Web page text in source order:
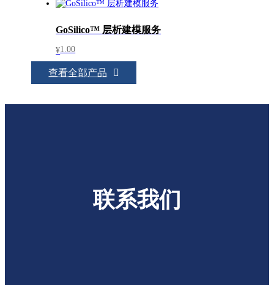
GoSilico™ 层析建模服务
¥1.00
查看全部产品
联系我们